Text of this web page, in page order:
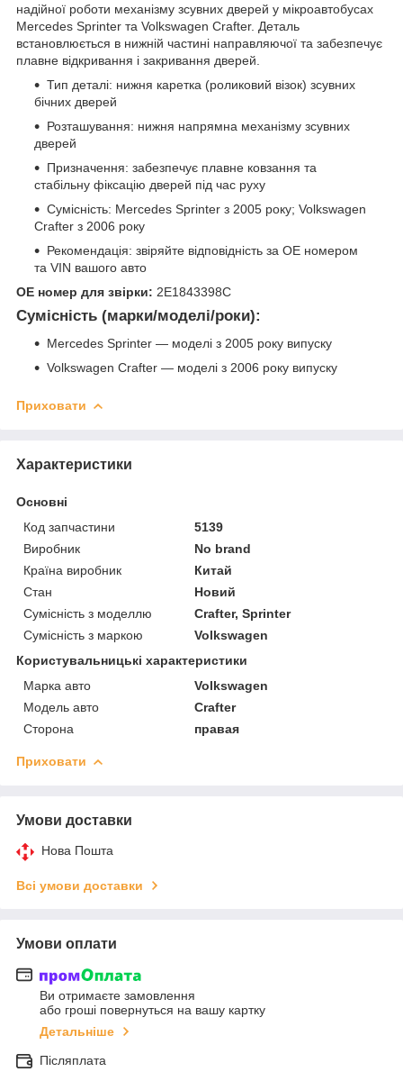
надійної роботи механізму зсувних дверей у мікроавтобусах
Mercedes Sprinter та Volkswagen Crafter. Деталь
встановлюється в нижній частині направляючої та забезпечує
плавне відкривання і закривання дверей.
Тип деталі: нижня каретка (роликовий візок) зсувних
бічних дверей
Розташування: нижня напрямна механізму зсувних
дверей
Призначення: забезпечує плавне ковзання та
стабільну фіксацію дверей під час руху
Сумісність: Mercedes Sprinter з 2005 року; Volkswagen
Crafter з 2006 року
Рекомендація: звіряйте відповідність за OE номером
та VIN вашого авто
OE номер для звірки: 2E1843398C
Сумісність (марки/моделі/роки):
Mercedes Sprinter — моделі з 2005 року випуску
Volkswagen Crafter — моделі з 2006 року випуску
Приховати
Характеристики
Основні
Код запчастини
5139
Виробник
No brand
Країна виробник
Китай
Стан
Новий
Сумісність з моделлю
Crafter, Sprinter
Сумісність з маркою
Volkswagen
Користувальницькі характеристики
Марка авто
Volkswagen
Модель авто
Crafter
Сторона
правая
Приховати
Умови доставки
Нова Пошта
Всі умови доставки
Умови оплати
Ви отримаєте замовлення
або гроші повернуться на вашу картку
Детальніше
Післяплата